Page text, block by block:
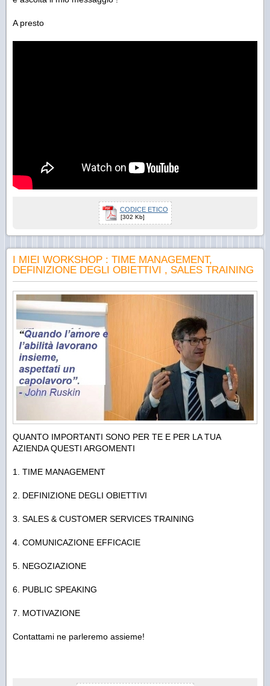
A presto
CODICE ETICO
[302 Kb]
I MIEI WORKSHOP : TIME MANAGEMENT,
DEFINIZIONE DEGLI OBIETTIVI , SALES TRAINING
QUANTO IMPORTANTI SONO PER TE E PER LA TUA
AZIENDA QUESTI ARGOMENTI
1. TIME MANAGEMENT
2. DEFINIZIONE DEGLI OBIETTIVI
3. SALES & CUSTOMER SERVICES TRAINING
4. COMUNICAZIONE EFFICACIE
5. NEGOZIAZIONE
6. PUBLIC SPEAKING
7. MOTIVAZIONE
Contattami ne parleremo assieme!